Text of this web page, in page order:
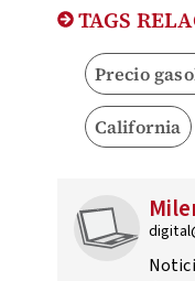
TAGS
Precio
California